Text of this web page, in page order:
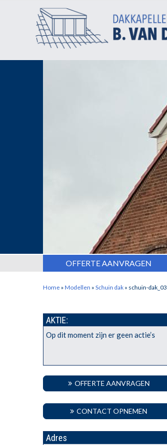
OFFERTE AANVRAGEN
Home » Modellen » Schuin dak » schuin-dak_03
AKTIE:
Op dit moment zijn er geen actie’s
OFFERTE AANVRAGEN
CONTACT OPNEMEN
Adres